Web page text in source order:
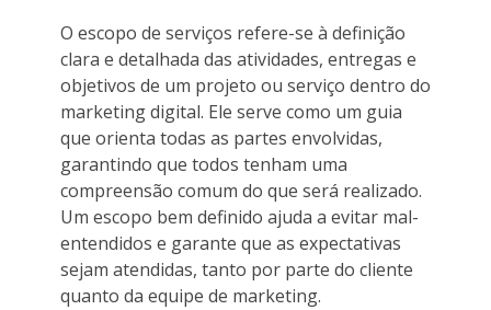
O escopo de serviços refere-se à definição
clara e detalhada das atividades, entregas e
objetivos de um projeto ou serviço dentro do
marketing digital. Ele serve como um guia
que orienta todas as partes envolvidas,
garantindo que todos tenham uma
compreensão comum do que será realizado.
Um escopo bem definido ajuda a evitar mal-
entendidos e garante que as expectativas
sejam atendidas, tanto por parte do cliente
quanto da equipe de marketing.